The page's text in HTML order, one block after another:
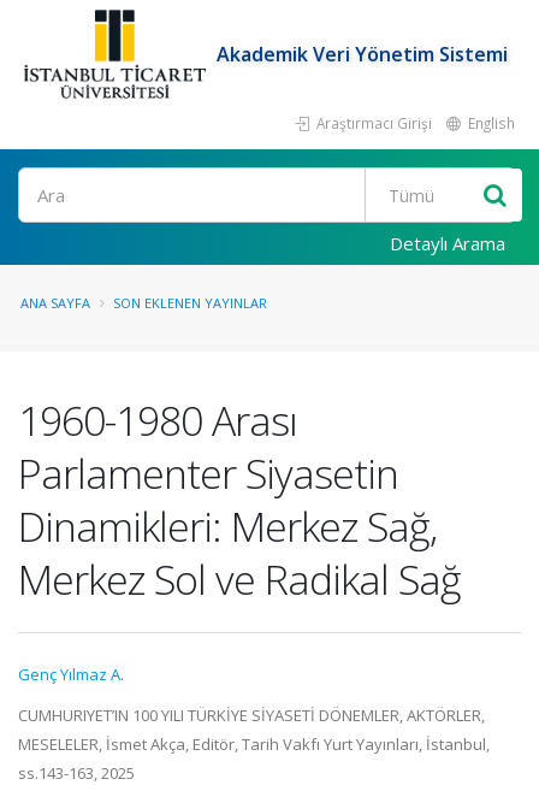
Akademik Veri Yönetim Sistemi
Araştırmacı Girişi English
Ara
Detaylı Arama
ANA SAYFA SON EKLENEN YAYINLAR
1960-1980 Arası
Parlamenter Siyasetin
Dinamikleri: Merkez Sağ,
Merkez Sol ve Radikal Sağ
Genç Yılmaz A.
CUMHURIYET’IN 100 YILI TÜRKİYE SİYASETİ DÖNEMLER, AKTÖRLER,
MESELELER, İsmet Akça, Editör, Tarih Vakfı Yurt Yayınları, İstanbul,
ss.143-163, 2025